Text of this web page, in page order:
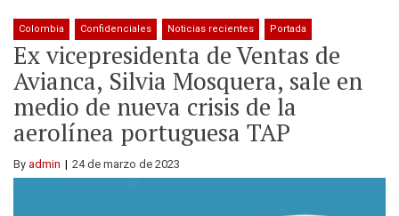
Colombia Confidenciales Noticias recientes Portada
Ex vicepresidenta de Ventas de
Avianca, Silvia Mosquera, sale en
medio de nueva crisis de la
aerolínea portuguesa TAP
By admin 24 de marzo de 2023